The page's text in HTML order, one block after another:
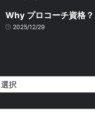
Why プロコーチ資格？
2025/12/29